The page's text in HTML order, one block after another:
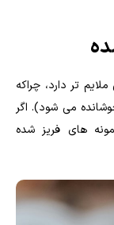
تر دارد، چراکه
می شود). اگر
های فریز شده